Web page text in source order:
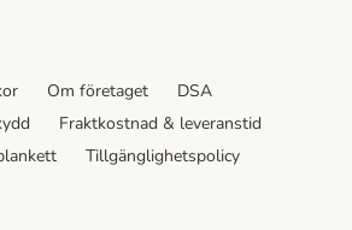
Om företaget
DSA
Fraktkostnad & leveranstid
Tillgänglighetspolicy